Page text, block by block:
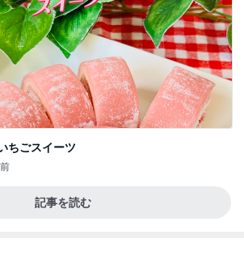
ちごスイーツ
記事を読む